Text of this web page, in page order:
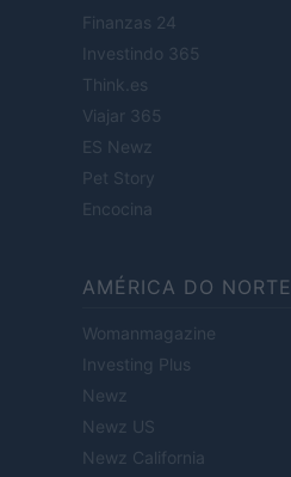
Finanzas 24
Investindo 365
Think.es
Viajar 365
ES Newz
Pet Story
Encocina
AMÉRICA DO NORTE
Womanmagazine
Investing Plus
Newz
Newz US
Newz California